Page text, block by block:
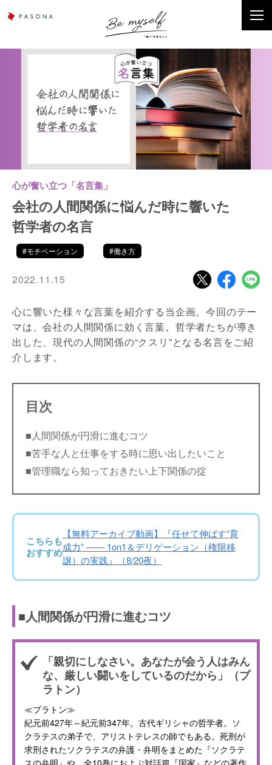
心が奮い立つ「名言集」
会社の人間関係に悩んだ時に響いた
哲学者の名言
#モチベーション #働き方
2022.11.15
心に響いた様々な言葉を紹介する当企画。今回のテー
マは、会社の人間関係に効く言葉。哲学者たちが導き
出した、現代の人間関係の“クスリ”となる名言をご紹
介します。
目次
■人間関係が円滑に進むコツ
■苦手な人と仕事をする時に思い出したいこと
■管理職なら知っておきたい上下関係の掟
こちらも
おすすめ
【無料アーカイブ動画】『任せて伸ばす“育
成力” —— 1on1＆デリゲーション（権限移
譲）の実践』（8/20夜）
■人間関係が円滑に進むコツ
「親切にしなさい。あなたが会う人はみん
な、厳しい闘いをしているのだから」（プ
ラトン）
≪プラトン≫
紀元前427年～紀元前347年。古代ギリシャの哲学者。ソ
クラテスの弟子で、アリストテレスの師でもある。死刑が
求刑されたソクラテスの弁護・弁明をまとめた『ソクラテ
スの弁明』や、全10巻におよぶ対話篇『国家』などの著作